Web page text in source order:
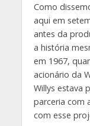
Como
aqui em
antes da
a história
em 1967,
acionário da
Willys estava
parceria com
com esse